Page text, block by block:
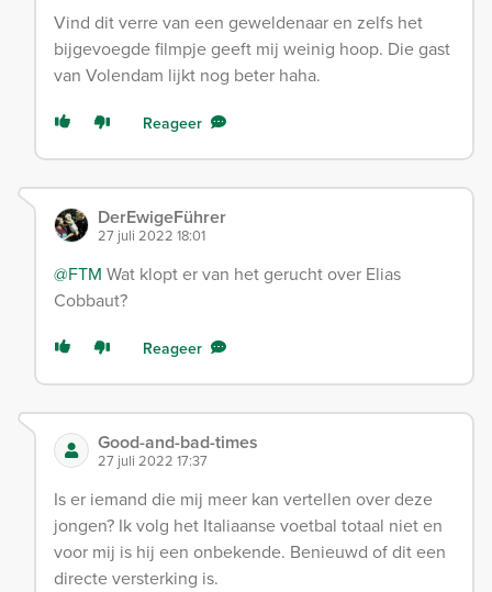
Vind dit verre van een geweldenaar en zelfs het
bijgevoegde filmpje geeft mij weinig hoop. Die gast
van Volendam lijkt nog beter haha.
Reageer
DerEwigeFührer
27 juli 2022 18:01
@FTM Wat klopt er van het gerucht over Elias
Cobbaut?
Reageer
Good-and-bad-times
27 juli 2022 17:37
Is er iemand die mij meer kan vertellen over deze
jongen? Ik volg het Italiaanse voetbal totaal niet en
voor mij is hij een onbekende. Benieuwd of dit een
directe versterking is.